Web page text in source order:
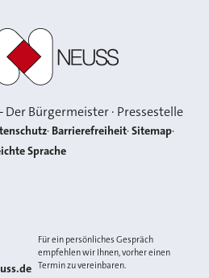
– Der Bürgermeister · Pressestelle
Barrierefreiheit Sitemap
Sprache
Für ein persönliches Gespräch
empfehlen wir Ihnen, vorher einen
Termin zu vereinbaren.